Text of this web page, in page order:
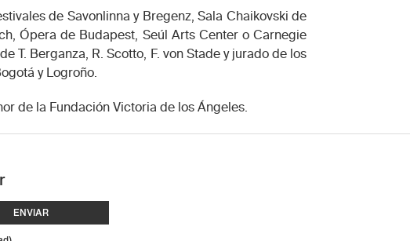
de Savonlinna y Bregenz, Sala Chaikovski de
Ópera de Budapest, Seúl Arts Center o Carnegie
T. Berganza, R. Scotto, F. von Stade y jurado de los
y Logroño.
de la Fundación Victoria de los Ángeles.